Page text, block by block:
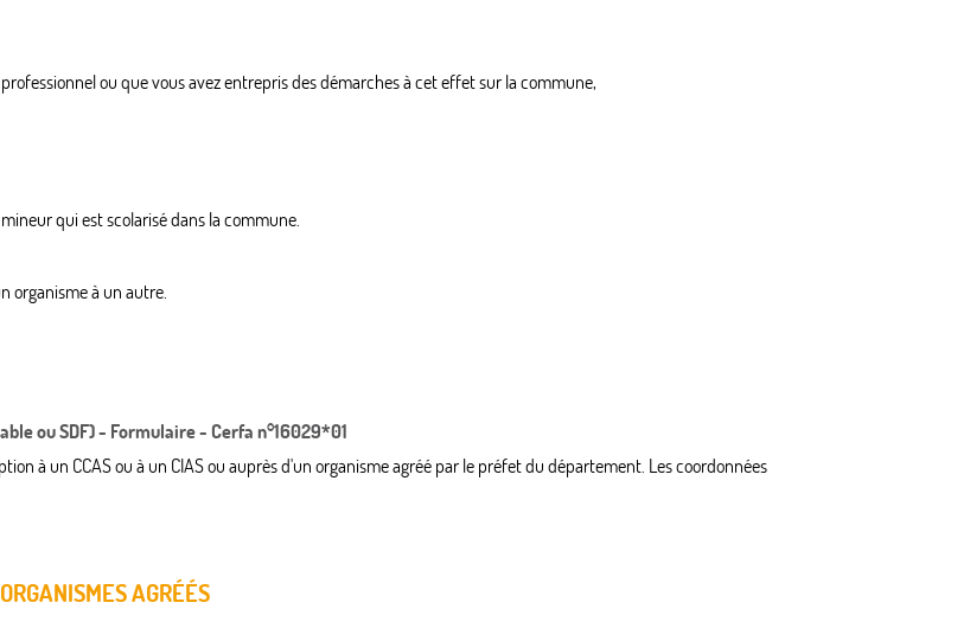
ou que vous avez entrepris des démarches à cet effet sur la commune,
qui est scolarisé dans la commune.
organisme à un autre.
ou SDF) - Formulaire - Cerfa n°16029*01
à un CCAS ou à un CIAS ou auprès d'un organisme agréé par le préfet du département. Les coordonnées
AGRÉÉS